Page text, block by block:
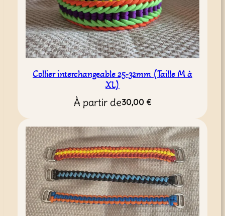
Collier interchangeable 25-32mm (Taille M à
XL)
À partir de30,00 €